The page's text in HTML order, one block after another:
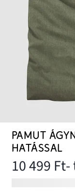
PAMUT
HATÁSSAL
10 499 Ft-